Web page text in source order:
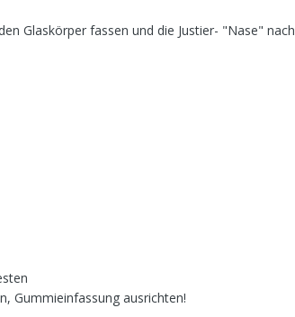
Glaskörper fassen und die Justier- "Nase" nach
Gummieinfassung ausrichten!